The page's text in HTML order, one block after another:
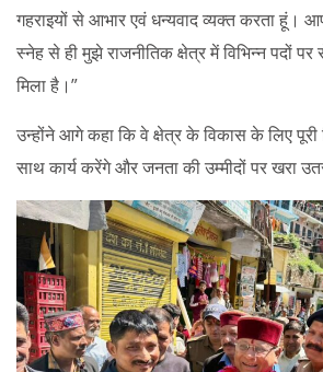
गहराइयों से आभार एवं धन्यवाद व्यक्त करता हूं।
स्नेह से ही मुझे राजनीतिक क्षेत्र में विभिन्न पदों
मिला है।”
उन्होंने आगे कहा कि वे क्षेत्र के विकास के लिए
साथ कार्य करेंगे और जनता की उम्मीदों पर खरा